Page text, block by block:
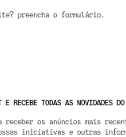
preencha o formulário.
RECEBE TODAS AS NOVIDADES DO
receber os anúncios mais
iniciativas e outras